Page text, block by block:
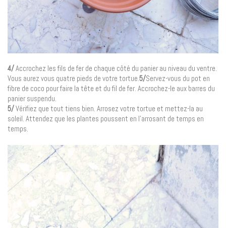
4/Accrochez les fils de fer de chaque côté du panier au niveau du ventre.
Vous aurez vous quatre pieds de votre tortue.5/Servez-vous du pot en
fibre de coco pour faire la tête et du fil de fer. Accrochez-le aux barres du
panier suspendu.
5/Vérifiez que tout tiens bien. Arrosez votre tortue et mettez-la au
soleil. Attendez que les plantes poussent en l’arrosant de temps en
temps.